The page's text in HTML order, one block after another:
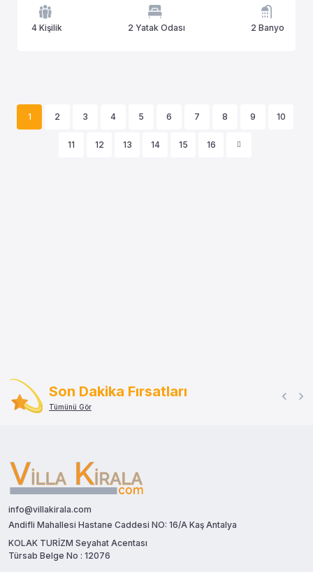
4 Kişilik 2 Yatak Odası 2 Banyo
1 2 3 4 5 6 7 8 9 10
11 12 13 14 15 16
Son Dakika Fırsatları
Tümünü Gör
info@villakirala.com
Andifli Mahallesi Hastane Caddesi NO: 16/A Kaş Antalya
KOLAK TURİZM Seyahat Acentası
Türsab Belge No : 12076